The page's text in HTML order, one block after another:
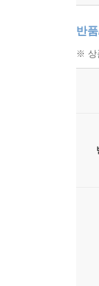
반
※ 상